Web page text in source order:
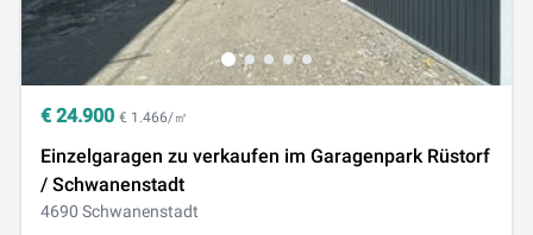
€ 24.900 € 1.466/㎡
Einzelgaragen zu verkaufen im Garagenpark Rüstorf
/ Schwanenstadt
4690 Schwanenstadt